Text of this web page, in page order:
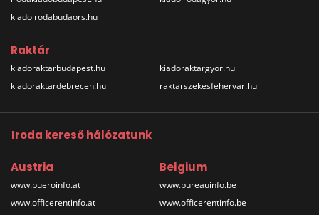
kiadoirodabudaors.hu
Raktár
kiadoraktarbudapest.hu
kiadoraktardebrecen.hu
kiadoraktargyor.hu
raktarszekesfehervar.hu
Iroda kereső hálózatunk
Austria
www.bueroinfo.at
www.officerentinfo.at
Belgium
www.bureauinfo.be
www.officerentinfo.be